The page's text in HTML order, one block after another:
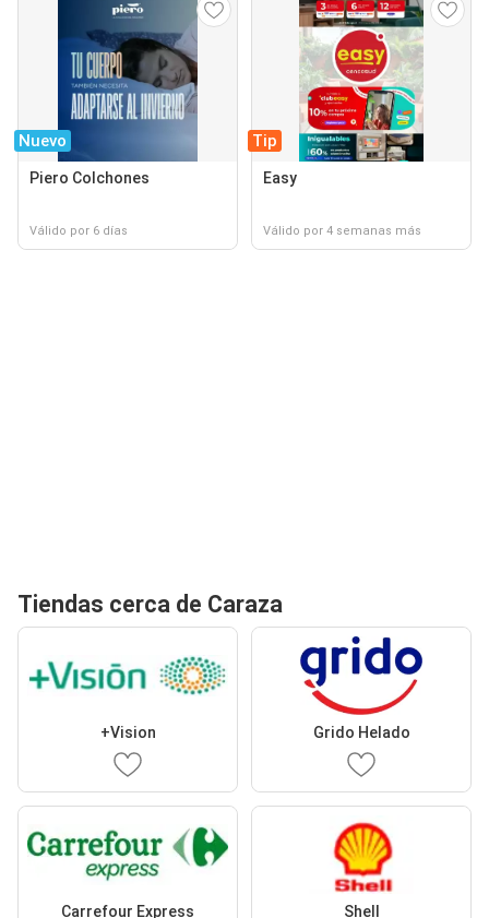
Nuevo
Piero Colchones
Válido por 6 días
Tip
Easy
Válido por 4 semanas más
Tiendas cerca de Caraza
+Vision Grido Helado
Carrefour Express Shell